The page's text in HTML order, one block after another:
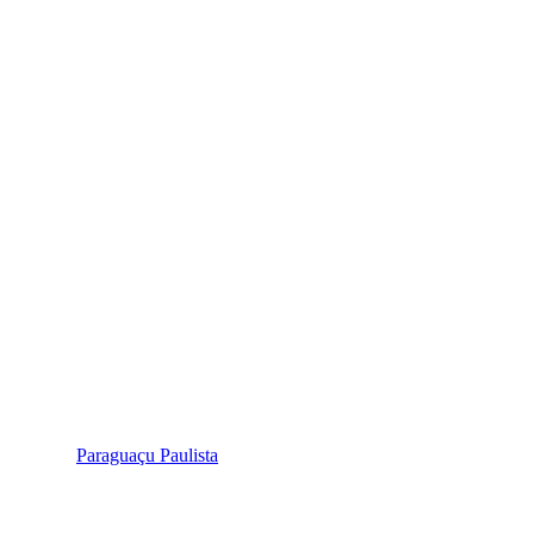
Paraguaçu Paulista